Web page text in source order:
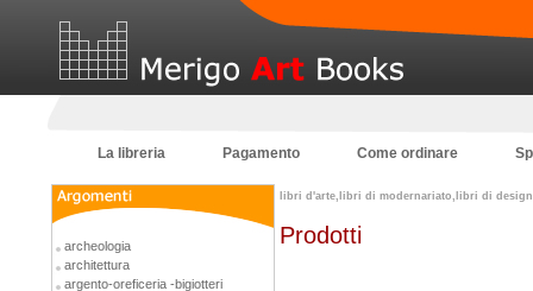
La libreria Pagamento Come ordinare
archeologia
architettura
argento-oreficeria -bigiotteri
libri d'arte,libri di modernariato,libri di
Prodotti